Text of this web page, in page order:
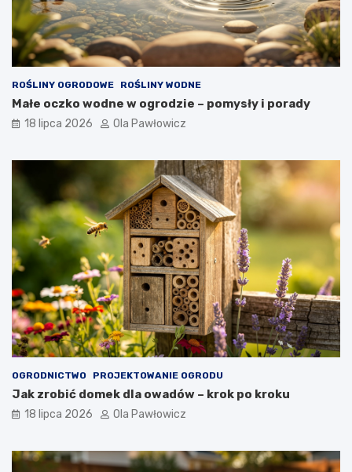
ROŚLINY OGRODOWE ROŚLINY WODNE
Małe oczko wodne w ogrodzie – pomysły i porady
18 lipca 2026 Ola Pawłowicz
OGRODNICTWO PROJEKTOWANIE OGRODU
Jak zrobić domek dla owadów – krok po kroku
18 lipca 2026 Ola Pawłowicz